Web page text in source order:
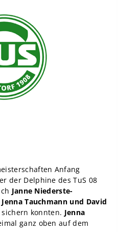
Anfang
der Delphine des TuS 08
Janne Niederste-
Tauchmann und David
konnten. Jenna
ganz oben auf dem